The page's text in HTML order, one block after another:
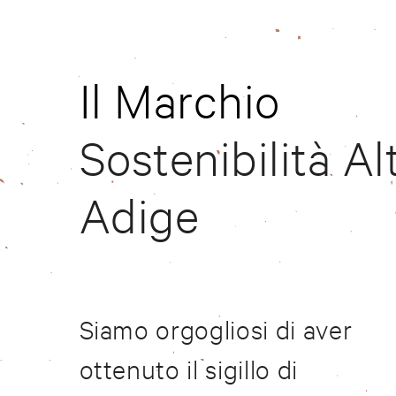
Il Marchio
Sostenibilità
Adige
Siamo orgogliosi di aver
ottenuto il sigillo di